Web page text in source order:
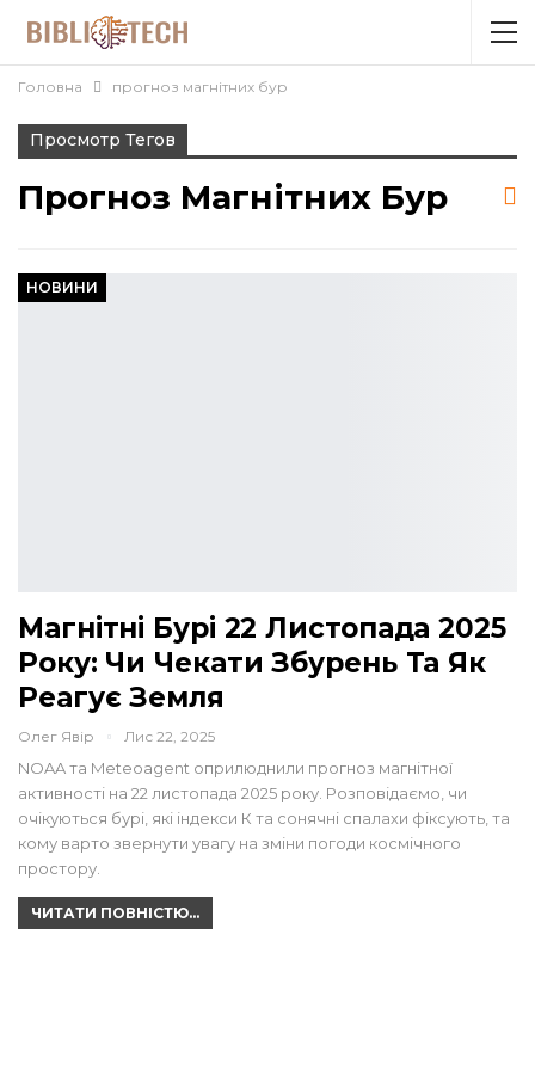
Головна прогноз магнітних бур
Просмотр Тегов
Прогноз Магнітних Бур
НОВИНИ
Магнітні Бурі 22 Листопада 2025
Року: Чи Чекати Збурень Та Як
Реагує Земля
Олег Явір Лис 22, 2025
NOAA та Meteoagent оприлюднили прогноз магнітної
активності на 22 листопада 2025 року. Розповідаємо, чи
очікуються бурі, які індекси К та сонячні спалахи фіксують, та
кому варто звернути увагу на зміни погоди космічного
простору.
ЧИТАТИ ПОВНІСТЮ...